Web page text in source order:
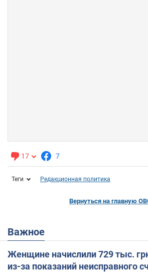
17 7
Теги Редакционная политика
Вернуться на главную
Важное
Женщине начислили 729 тыс.
из-за показаний неисправного